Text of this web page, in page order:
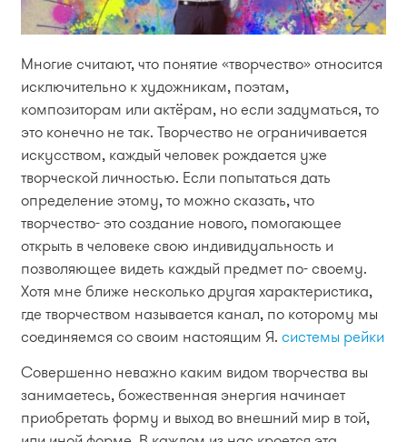
Многие считают, что понятие «творчество» относится
исключительно к художникам, поэтам,
композиторам или актёрам, но если задуматься, то
это конечно не так. Творчество не ограничивается
искусством, каждый человек рождается уже
творческой личностью. Если попытаться дать
определение этому, то можно сказать, что
творчество- это создание нового, помогающее
открыть в человеке свою индивидуальность и
позволяющее видеть каждый предмет по- своему.
Хотя мне ближе несколько другая характеристика,
где творчеством называется канал, по которому мы
соединяемся со своим настоящим Я. системы рейки
Совершенно неважно каким видом творчества вы
занимаетесь, божественная энергия начинает
приобретать форму и выход во внешний мир в той,